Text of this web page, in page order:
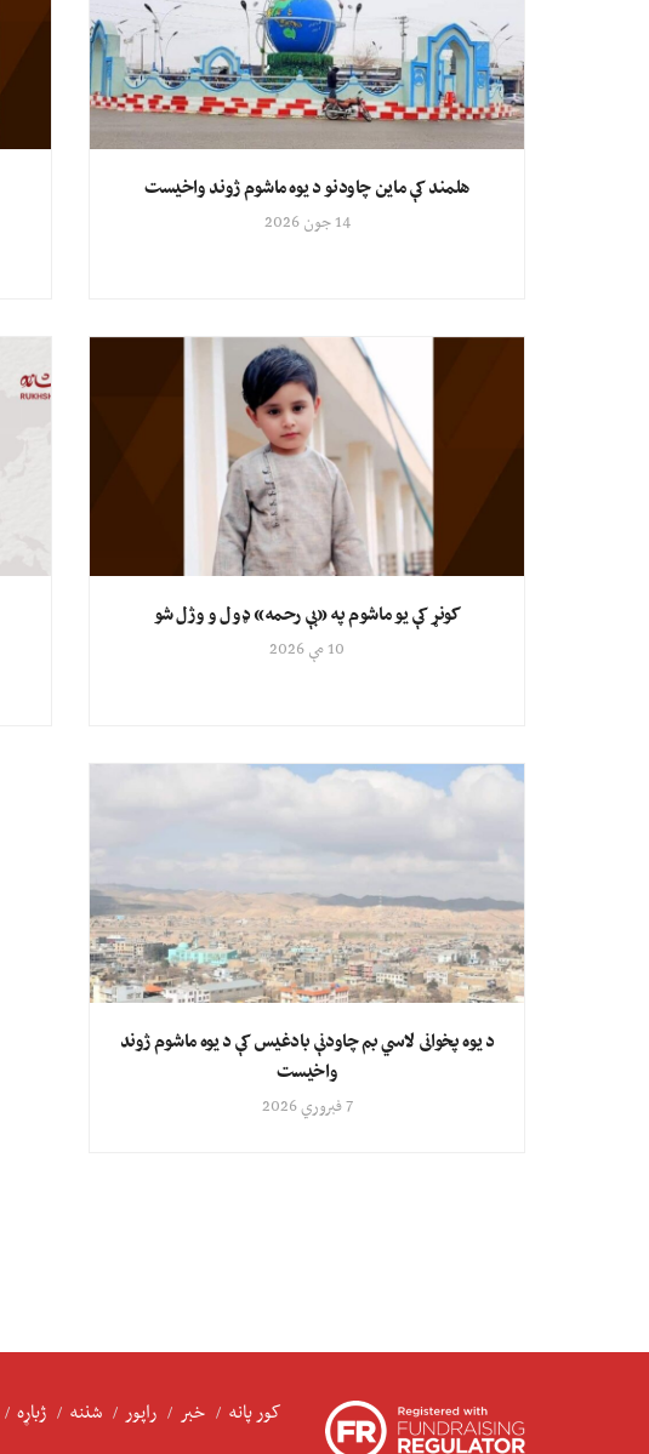
هلمند کې ماین چاودنو د یوه ماشوم ژوند واخیست
14 جون 2026
کونړ کې یو ماشوم په «بې رحمه» ډول و وژل شو
10 مې 2026
د یوه پخوانی لاسي بم چاودنې بادغیس کې د یوه ماشوم ژوند
واخیست
7 فبروري 2026
کور پانه خبر راپور شننه ژباړه